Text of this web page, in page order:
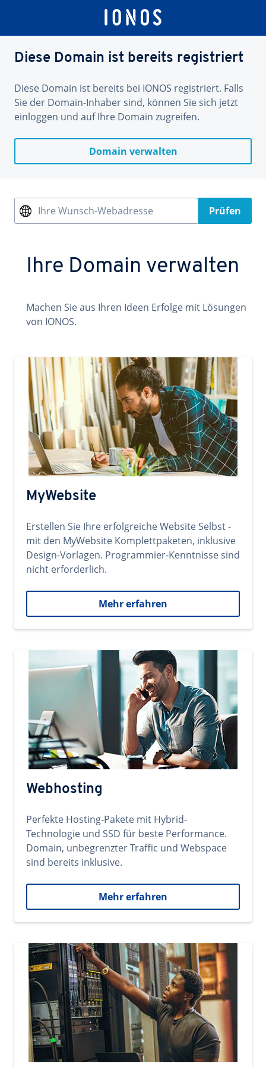
Diese Domain ist bereits registriert
Diese Domain ist bereits bei IONOS registriert. Falls
Sie der Domain-Inhaber sind, können Sie sich jetzt
einloggen und auf Ihre Domain zugreifen.
Domain verwalten
Ihre Wunsch-Webadresse Prüfen
Ihre Domain verwalten
Machen Sie aus Ihren Ideen Erfolge mit Lösungen
von IONOS.
MyWebsite
Erstellen Sie Ihre erfolgreiche Website Selbst -
mit den MyWebsite Komplettpaketen, inklusive
Design-Vorlagen. Programmier-Kenntnisse sind
nicht erforderlich.
Mehr erfahren
Webhosting
Perfekte Hosting-Pakete mit Hybrid-
Technologie und SSD für beste Performance.
Domain, unbegrenzter Traffic und Webspace
sind bereits inklusive.
Mehr erfahren